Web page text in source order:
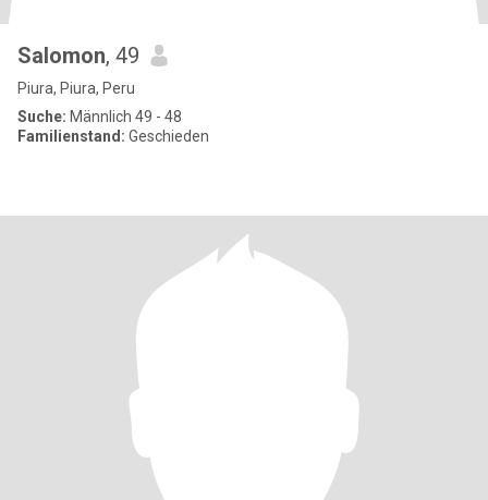
Salomon, 49
Piura, Piura, Peru
Suche: Männlich 49 - 48
Familienstand: Geschieden